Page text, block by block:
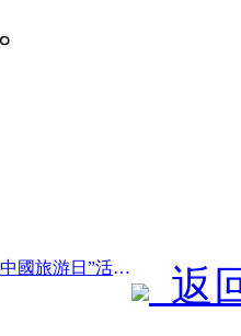
前一篇：文旅部官宣“5·19中國旅游日”活動 擬投入惠民補貼超10億元
返